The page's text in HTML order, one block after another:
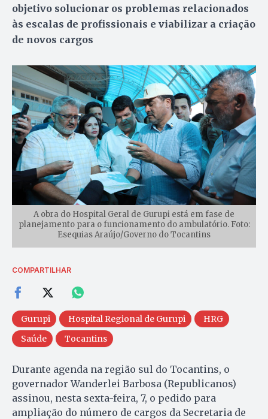
objetivo solucionar os problemas relacionados
às escalas de profissionais e viabilizar a criação
de novos cargos
A obra do Hospital Geral de Gurupi está em fase de
planejamento para o funcionamento do ambulatório. Foto:
Esequias Araújo/Governo do Tocantins
COMPARTILHAR
Gurupi Hospital Regional de Gurupi
HRG
Saúde
Tocantins
Durante agenda na região sul do Tocantins, o
governador Wanderlei Barbosa (Republicanos)
assinou, nesta sexta-feira, 7, o pedido para
ampliação do número de cargos da Secretaria de